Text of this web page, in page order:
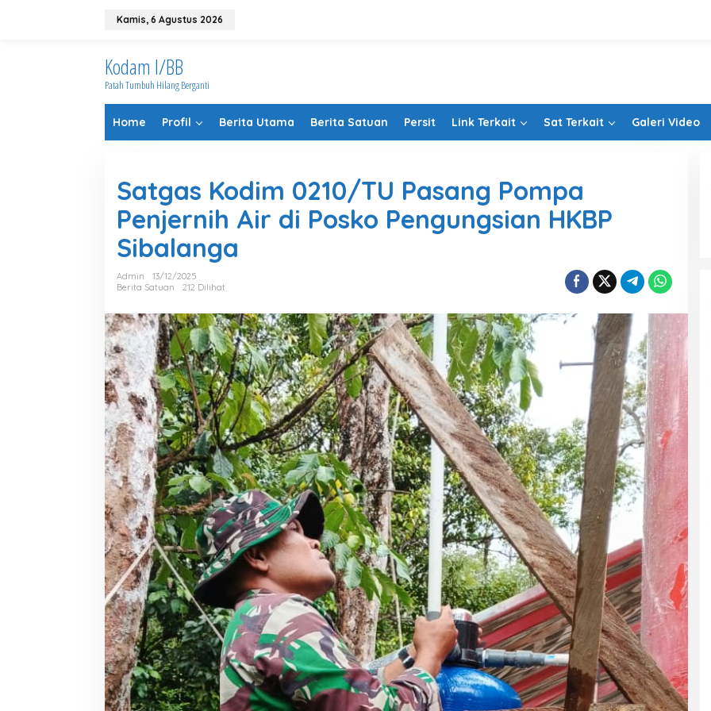
Kamis, 6 Agustus 2026
Kodam I/BB
Patah Tumbuh Hilang Berganti
Home Profil Berita Utama Berita Satuan Persit Link Terkait Sat Terkait Galeri Video
Satgas Kodim 0210/TU Pasang Pompa
Penjernih Air di Posko Pengungsian HKBP
Sibalanga
Admin
13/12/2025
Berita Satuan
212 Dilihat